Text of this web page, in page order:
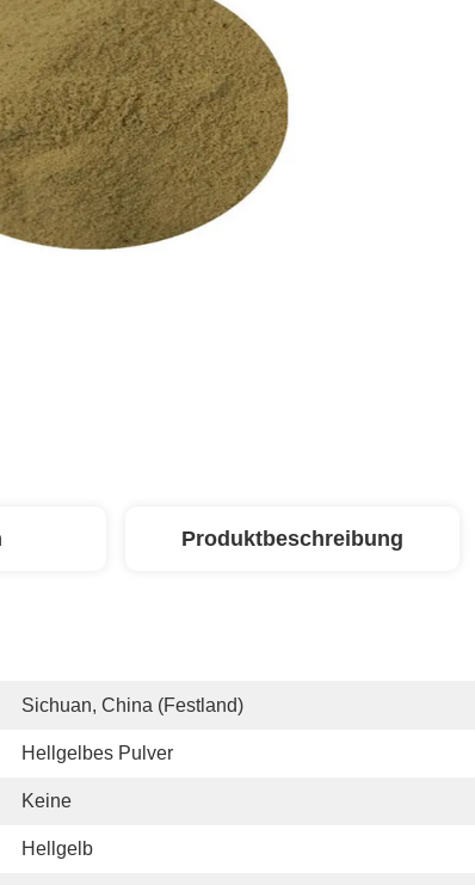
Produktbeschreibung
Sichuan, China (Festland)
Hellgelbes Pulver
Keine
Hellgelb